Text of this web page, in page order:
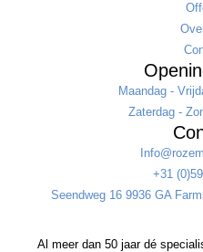
Al meer dan 50 jaar dé
Maandag -
Zaterdag -
+31
Seendweg 16 9936 GA